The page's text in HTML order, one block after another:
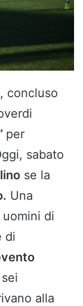
, concluso
per
sabato
se la
Una
di
di
alla